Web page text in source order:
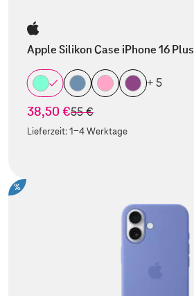
Apple Silikon Case iPhone 16 Plus
+ 5
38,50 €statt
55 €
Lieferzeit:1-4 Werktage
%